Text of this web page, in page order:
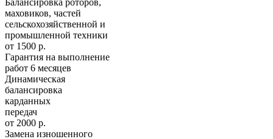
Балансировка роторов,
маховиков, частей
сельскохозяйственной и
промышленной техники
от 1500 р.
Гарантия на выполнение
работ 6 месяцев
Динамическая
балансировка
карданных
передач
от 2000 р.
Замена изношенного